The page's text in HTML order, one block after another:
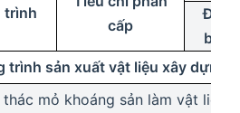
trình
cấp
Đặc
biệt
trình sản xuất vật liệu xây dựng,
thác mỏ khoáng sản làm vật